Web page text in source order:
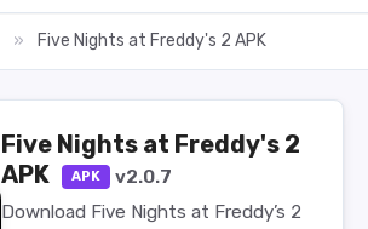
» Five Nights at Freddy's 2 APK
Five Nights at Freddy's 2
APK
APK
v2.0.7
Download Five Nights at Freddy’s 2